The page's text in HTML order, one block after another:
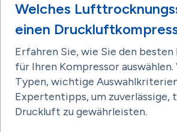
Welches
einen
Erfahren Sie, wie Sie den
für Ihren Kompressor
Typen, wichtige
Expertentipps, um zuverlässige,
Druckluft zu gewährleisten.